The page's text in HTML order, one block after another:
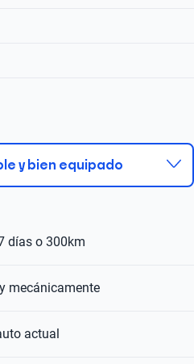
y bien equipado
días o 300km
mecánicamente
actual